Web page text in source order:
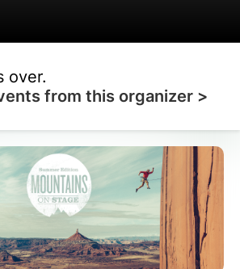
over.
from this organizer >